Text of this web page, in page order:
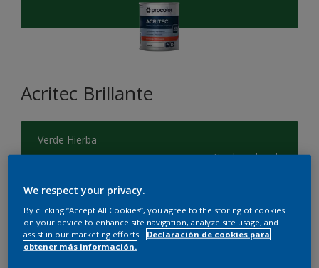
Acritec Brillante
Verde Hierba
Cambiar de color
Tamaño
750 ML
We respect your privacy.
By clicking “Accept All Cookies”, you agree to the storing of cookies
on your device to enhance site navigation, analyze site usage, and
assist in our marketing efforts.
Declaración de cookies para
obtener más información.